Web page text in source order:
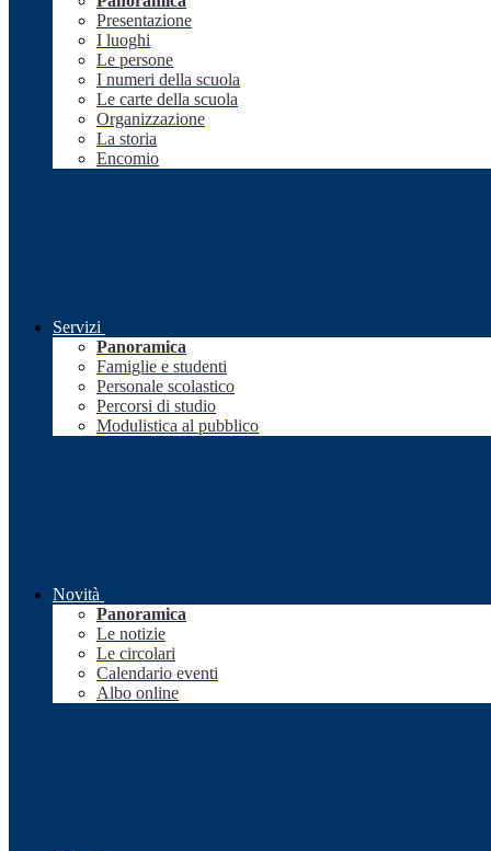
Presentazione
I luoghi
Le persone
I numeri della scuola
Le carte della scuola
Organizzazione
La storia
Encomio
Servizi
Panoramica
Famiglie e studenti
Personale scolastico
Percorsi di studio
Modulistica al pubblico
Novità
Panoramica
Le notizie
Le circolari
Calendario eventi
Albo online